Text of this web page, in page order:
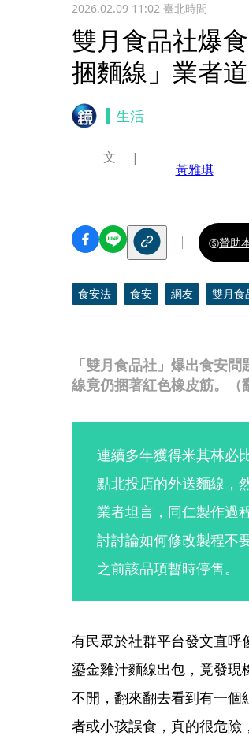
2026.02.09 11:02臺北時間
雙月食品社爆
捆麵線」業者
生活
「雙月食品社」爆出食安
線竟仍捆著紅色橡皮筋。（
文
黃雅琪
贊助
食安法 食安 網友 雙月食
連續多年獲得米其林必
點北投店的外送麵線，
業者坦言，同仁製作過
討討論如何修改製程不
之前該品項暫時停售。
有民眾於社群平台發文直呼
鎏金雞汁麵線出包，竟發
不開，翻來翻去看到有一
者或小孩誤食，真的很危險